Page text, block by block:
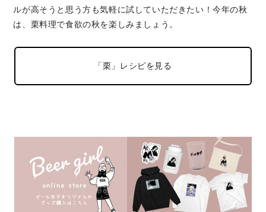
ルが高そうと思う方も気軽に試していただきたい！今年の秋
は、栗料理で食欲の秋を楽しみましょう。
「栗」レシピを見る